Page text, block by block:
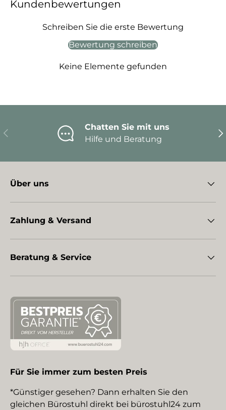
Kundenbewertungen
Schreiben Sie die erste Bewertung
Bewertung schreiben
Keine Elemente gefunden
Vorherige
Chatten Sie mit uns
Hilfe und Beratung
Über uns
Zahlung & Versand
Beratung & Service
Für Sie immer zum besten Preis
*Günstiger gesehen? Dann erhalten Sie den
gleichen Bürostuhl direkt bei bürostuhl24 zum